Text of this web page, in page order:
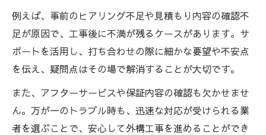
例えば、事前のヒアリング不足や見積もり内容の確認不
足が原因で、工事後に不満が残るケースがあります。サ
ポートを活用し、打ち合わせの際に細かな要望や不安点
を伝え、疑問点はその場で解消することが大切です。
また、アフターサービスや保証内容の確認も欠かせませ
ん。万が一のトラブル時も、迅速な対応が受けられる業
者を選ぶことで、安心して外構工事を進めることができ